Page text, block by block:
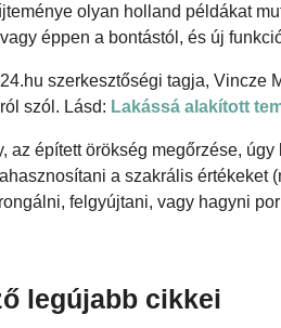
olyan holland példákat
éppen a bontástól, és új
szerkesztőségi tagja, Vincze
szól. Lásd: Lakássá alakított
az épített örökség megőrzése,
a szakrális értékeket
felgyújtani, vagy hagyni
legújabb cikkei